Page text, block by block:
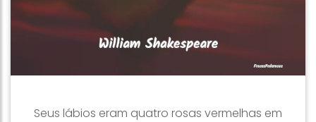
Seus lábios eram quatro rosas vermelhas em